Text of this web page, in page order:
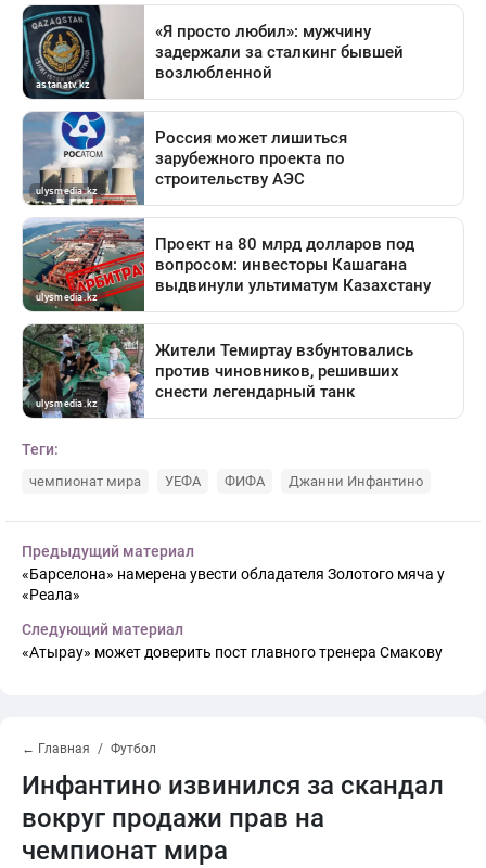
Теги:
чемпионат мира УЕФА ФИФА Джанни Инфантино
Предыдущий материал
«Барселона» намерена увести обладателя Золотого мяча у
«Реала»
Следующий материал
«Атырау» может доверить пост главного тренера Смакову
← Главная Футбол
Инфантино извинился за скандал
вокруг продажи прав на
чемпионат мира